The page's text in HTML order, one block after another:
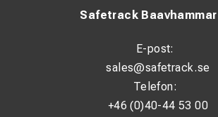
Safetrack Baavhammar
E-post:
sales@safetrack.se
Telefon:
+46 (0)40-44 53 00